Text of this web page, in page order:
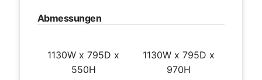
Abmessungen
1130W x 795D x
550H
1130W x 795D x
970H